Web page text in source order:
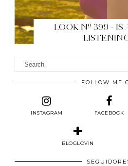
LOOK Nº 399 - IS
FOLLOW ME
INSTAGRAM FACEBOOK
BLOGLOVIN